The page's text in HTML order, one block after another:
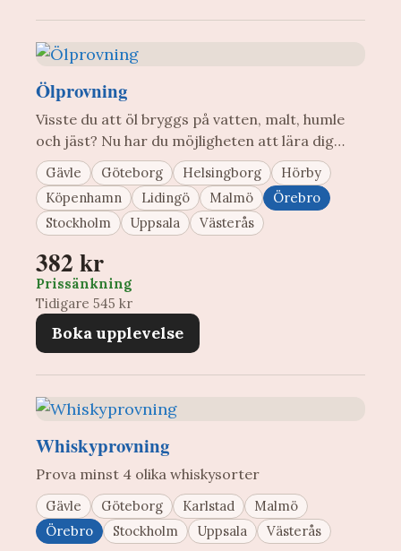
Ölprovning
Visste du att öl bryggs på vatten, malt, humle
och jäst? Nu har du möjligheten att lära dig…
Gävle Göteborg Helsingborg
Hörby
Köpenhamn
Lidingö Malmö
Örebro
Stockholm
Uppsala Västerås
382 kr
Prissänkning
Tidigare 545 kr
Boka upplevelse
Whiskyprovning
Prova minst 4 olika whiskysorter
Gävle Göteborg Karlstad
Malmö
Örebro
Stockholm Uppsala Västerås